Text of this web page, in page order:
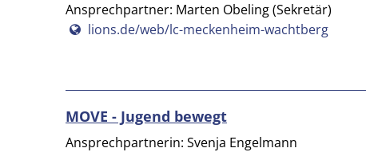
Ansprechpartner: Marten Obeling (Sekretär)
lions.de/web/lc-meckenheim-wachtberg
MOVE - Jugend bewegt
Ansprechpartnerin: Svenja Engelmann